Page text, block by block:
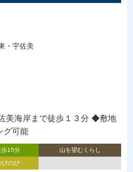
・宇佐美
美海岸まで徒歩１３分 ◆敷地
グ可能
歩15分
山を望むくらし
びのび